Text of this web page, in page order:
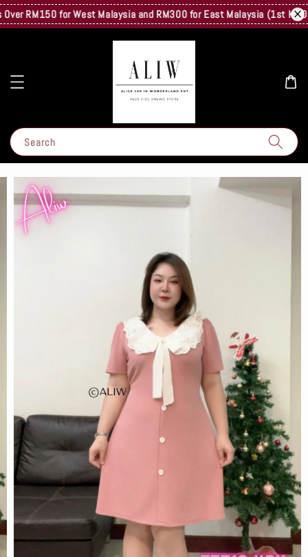
RM150 for West Malaysia and RM300 for East Malaysia (1st Kg
Search